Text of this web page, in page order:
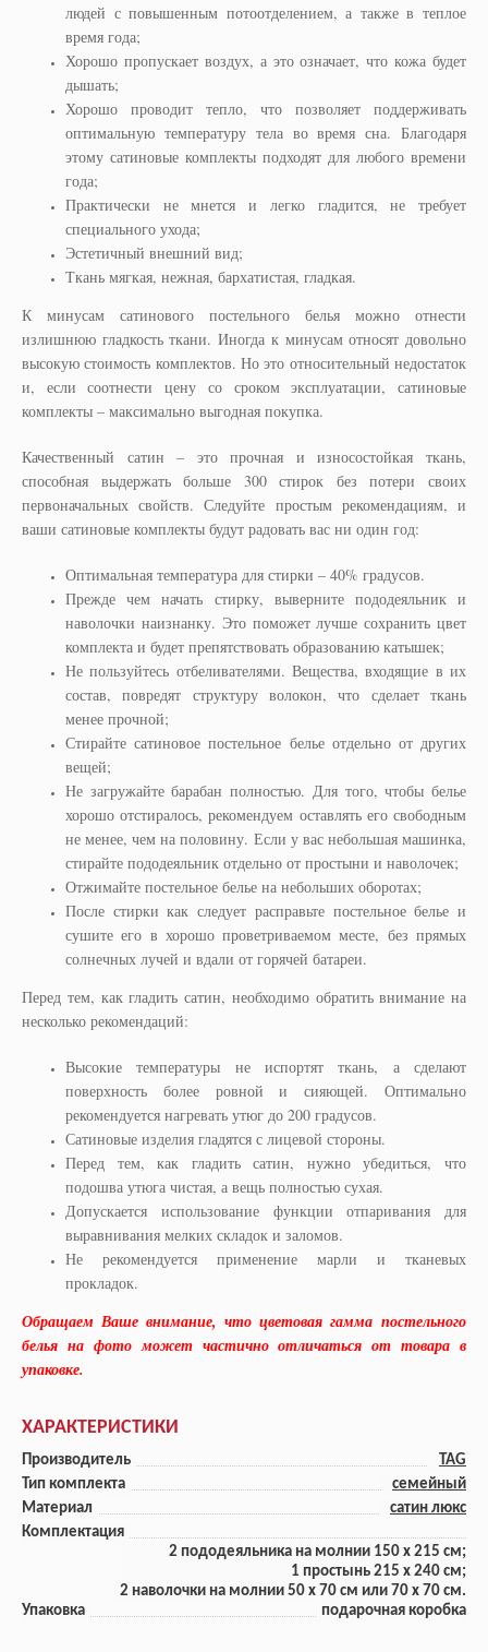
людей с повышенным потоотделением, а также в теплое
время года;
Хорошо пропускает воздух, а это означает, что кожа будет
дышать;
Хорошо проводит тепло, что позволяет поддерживать
оптимальную температуру тела во время сна. Благодаря
этому сатиновые комплекты подходят для любого времени
года;
Практически не мнется и легко гладится, не требует
специального ухода;
Эстетичный внешний вид;
Ткань мягкая, нежная, бархатистая, гладкая.
К минусам сатинового постельного белья можно отнести
излишнюю гладкость ткани. Иногда к минусам относят довольно
высокую стоимость комплектов. Но это относительный недостаток
и, если соотнести цену со сроком эксплуатации, сатиновые
комплекты – максимально выгодная покупка.
Качественный сатин – это прочная и износостойкая ткань,
способная выдержать больше 300 стирок без потери своих
первоначальных свойств. Следуйте простым рекомендациям, и
ваши сатиновые комплекты будут радовать вас ни один год:
Оптимальная температура для стирки – 40% градусов.
Прежде чем начать стирку, выверните пододеяльник и
наволочки наизнанку. Это поможет лучше сохранить цвет
комплекта и будет препятствовать образованию катышек;
Не пользуйтесь отбеливателями. Вещества, входящие в их
состав, повредят структуру волокон, что сделает ткань
менее прочной;
Стирайте сатиновое постельное белье отдельно от других
вещей;
Не загружайте барабан полностью. Для того, чтобы белье
хорошо отстиралось, рекомендуем оставлять его свободным
не менее, чем на половину. Если у вас небольшая машинка,
стирайте пододеяльник отдельно от простыни и наволочек;
Отжимайте постельное белье на небольших оборотах;
После стирки как следует расправьте постельное белье и
сушите его в хорошо проветриваемом месте, без прямых
солнечных лучей и вдали от горячей батареи.
Перед тем, как гладить сатин, необходимо обратить внимание на
несколько рекомендаций:
Высокие температуры не испортят ткань, а сделают
поверхность более ровной и сияющей. Оптимально
рекомендуется нагревать утюг до 200 градусов.
Сатиновые изделия гладятся с лицевой стороны.
Перед тем, как гладить сатин, нужно убедиться, что
подошва утюга чистая, а вещь полностью сухая.
Допускается использование функции отпаривания для
выравнивания мелких складок и заломов.
Не рекомендуется применение марли и тканевых
прокладок.
Обращаем Ваше внимание, что цветовая гамма постельного
белья на фото может частично отличаться от товара в
упаковке.
ХАРАКТЕРИСТИКИ
Производитель
TAG
Тип комплекта
семейный
Материал
сатин люкс
Комплектация
2 пододеяльника на молнии 150 x 215 см;
1 прoстынь 215 x 240 см;
2 наволочки на молнии 50 x 70 см или 70 х 70 см.
Упаковка
подарочная коробка